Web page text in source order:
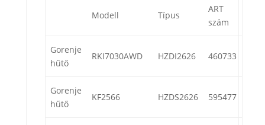
Modell Típus
ART
szám
Gorenje
hűtő
RKI7030AWD HZDI2626 460733
Gorenje
hűtő
KF2566 HZDS2626 595477